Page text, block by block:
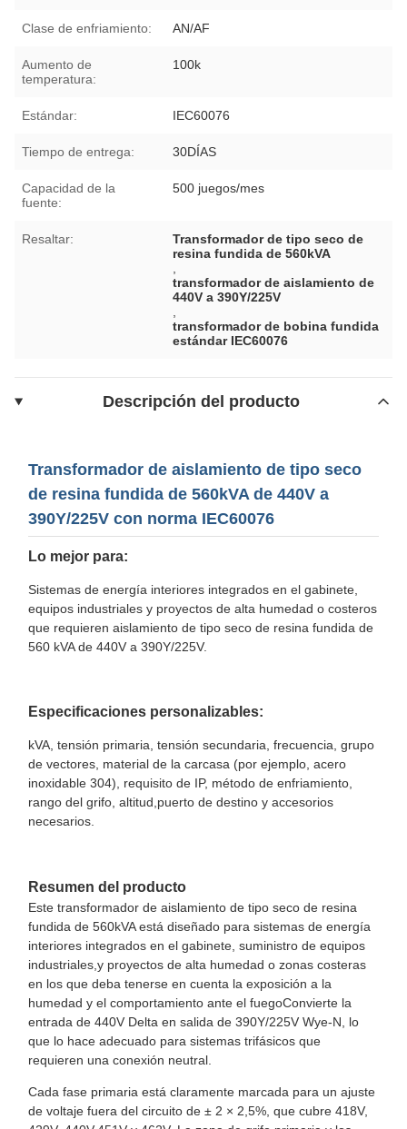
Clase de enfriamiento: AN/AF
Aumento de
temperatura:
100k
Estándar: IEC60076
Tiempo de entrega: 30DÍAS
Capacidad de la
fuente:
500 juegos/mes
Resaltar:
Transformador de tipo seco de
resina fundida de 560kVA
transformador de aislamiento de
440V a 390Y/225V
transformador de bobina fundida
estándar IEC60076
Descripción del producto
Transformador de aislamiento de tipo seco
de resina fundida de 560kVA de 440V a
390Y/225V con norma IEC60076
Lo mejor para:
Sistemas de energía interiores integrados en el gabinete,
equipos industriales y proyectos de alta humedad o costeros
que requieren aislamiento de tipo seco de resina fundida de
560 kVA de 440V a 390Y/225V.
Especificaciones personalizables:
kVA, tensión primaria, tensión secundaria, frecuencia, grupo
de vectores, material de la carcasa (por ejemplo, acero
inoxidable 304), requisito de IP, método de enfriamiento,
rango del grifo, altitud,puerto de destino y accesorios
necesarios.
Resumen del producto
Este transformador de aislamiento de tipo seco de resina
fundida de 560kVA está diseñado para sistemas de energía
interiores integrados en el gabinete, suministro de equipos
industriales,y proyectos de alta humedad o zonas costeras
en los que deba tenerse en cuenta la exposición a la
humedad y el comportamiento ante el fuegoConvierte la
entrada de 440V Delta en salida de 390Y/225V Wye-N, lo
que lo hace adecuado para sistemas trifásicos que
requieren una conexión neutral.
Cada fase primaria está claramente marcada para un ajuste
de voltaje fuera del circuito de ± 2 × 2,5%, que cubre 418V,